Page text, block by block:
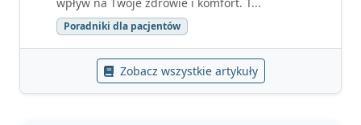
Poradniki dla pacjentów
Zobacz wszystkie artykuły